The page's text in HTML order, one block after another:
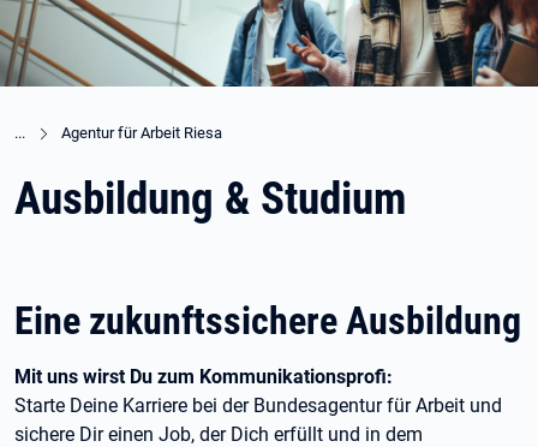
Agentur für Arbeit Riesa
Ausbildung & Studium
Eine zukunftssichere Ausbildung
Mit uns wirst Du zum Kommunikationsprofi:
Starte Deine Karriere bei der Bundesagentur für Arbeit und
sichere Dir einen Job, der Dich erfüllt und in dem